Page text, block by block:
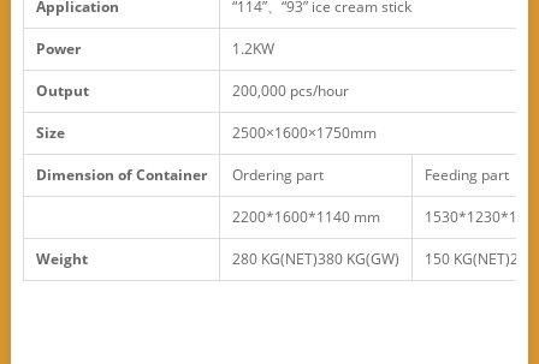
Application “114”、“93” ice cream stick
Power 1.2KW
Output 200,000 pcs/hour
Size 2500×1600×1750mm
Dimension of Container Ordering part Feeding part
2200*1600*1140 mm
Weight 280 KG(NET)380 KG(GW) 150 KG(NET)250